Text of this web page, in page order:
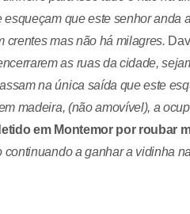
esqueçam que este senhor anda
crentes mas não há milagres.
as ruas da cidade,
na única saída que este
madeira, (não amovível), a
em Montemor por roubar
a ganhar a vidinha